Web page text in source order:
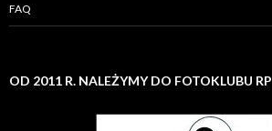
FAQ
OD 2011 R. NALEŻYMY DO FOTOKLUBU RP